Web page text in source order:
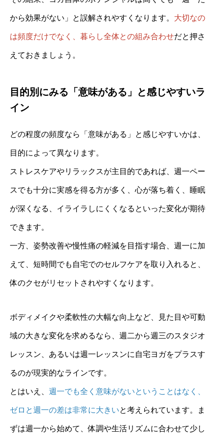
から効果がない」と誤解されやすくなります。 大切なの
は頻度だけでなく、暮らし全体との組み合わせだと押さ
えておきましょう。
目的別にみる「意味がある」と感じやすいラ
イン
どの程度の頻度なら「意味がある」と感じやすいかは、
目的によって異なります。
ストレスケアやリラックスが主目的であれば、週一ペー
スでも十分に実感を得る方が多く、心が落ち着く、睡眠
が深くなる、イライラしにくくなるといった変化が期待
できます。
一方、姿勢改善や慢性痛の軽減を目指す場合、週一に加
えて、短時間でも自宅でのセルフケアを取り入れると、
体のクセがリセットされやすくなります。
ボディメイクや柔軟性の大幅な向上など、見た目や可動
域の大きな変化を求めるなら、週二から週三のスタジオ
レッスン、あるいは週一レッスンに自宅ヨガをプラスす
るのが現実的なラインです。
とはいえ、 週一でも全く意味がないということはなく、
ゼロと週一の差は非常に大きいと考えられています。ま
ずは週一から始めて、体調や生活リズムに合わせて少し